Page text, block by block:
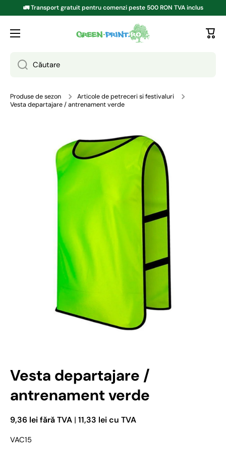
TRECI LA CONȚINUT
🚛 Transport gratuit pentru comenzi peste 500 RON TVA inclus
Căutare
Produse de sezon
Articole de petreceri si festivaluri
Vesta departajare / antrenament verde
Treci la informațiile despre produs
Vesta departajare /
antrenament verde
9,36 lei fără TVA | 11,33 lei cu TVA
VAC15